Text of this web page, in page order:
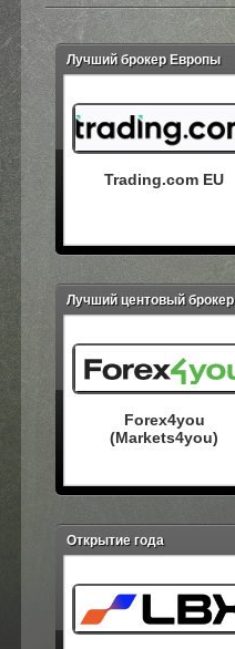
Лучший брокер Европы
Trading.com ‌EU
Лучший центовый брокер
Forex4you
(Markets4you)
Открытие года